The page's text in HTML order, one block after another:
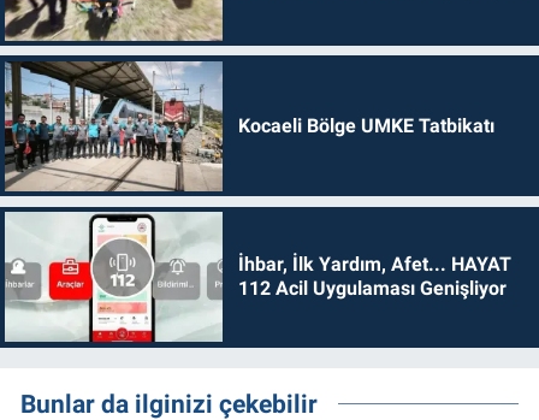
Kocaeli Bölge UMKE Tatbikatı
İhbar, İlk Yardım, Afet... HAYAT
112 Acil Uygulaması Genişliyor
Bunlar da ilginizi çekebilir